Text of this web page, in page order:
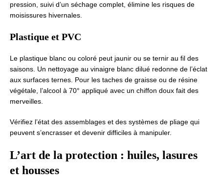
pression, suivi d’un séchage complet, élimine les risques de
moisissures hivernales.
Plastique et PVC
Le plastique blanc ou coloré peut jaunir ou se ternir au fil des
saisons. Un nettoyage au vinaigre blanc dilué redonne de l’éclat
aux surfaces ternes. Pour les taches de graisse ou de résine
végétale, l’alcool à 70° appliqué avec un chiffon doux fait des
merveilles.
Vérifiez l’état des assemblages et des systèmes de pliage qui
peuvent s’encrasser et devenir difficiles à manipuler.
L’art de la protection : huiles, lasures
et housses